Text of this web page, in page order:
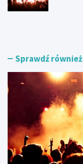
S
n
w
e
r
a
k
c
O
t
o
r
o
w
i
e
Sprawdź również